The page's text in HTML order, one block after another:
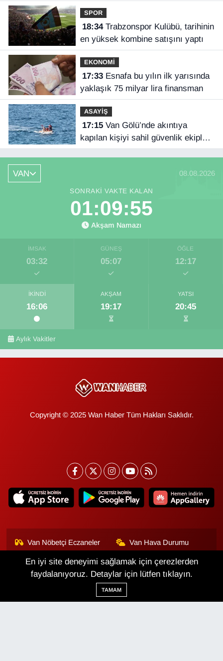
SPOR
18:34Trabzonspor Kulübü, tarihinin
en yüksek kombine satışını yaptı
EKONOMİ
17:33Esnafa bu yılın ilk yarısında
yaklaşık 75 milyar lira finansman
ASAYİŞ
17:15Van Gölü’nde akıntıya
kapılan kişiyi sahil güvenlik ekipleri
kurtardı
VAN 08.08.2026
SONRAKI VAKTE KALAN
01:09:54
Akşam Namazı
İMSAK
03:32
GÜNEŞ
05:07
ÖĞLE
12:17
İKINDI
16:06
AKŞAM
19:17
YATSI
20:45
Aylık Vakitler
Copyright © 2025 Wan Haber Tüm Hakları Saklıdır.
Van Nöbetçi Eczaneler Van Hava Durumu
Van Namaz Vakitleri
Van Trafik Yoğunluk
Haritası
Puan Durumu ve Fikstür
En iyi site deneyimi sağlamak için çerezlerden
faydalanıyoruz. Detaylar için lütfen tıklayın.
TAMAM